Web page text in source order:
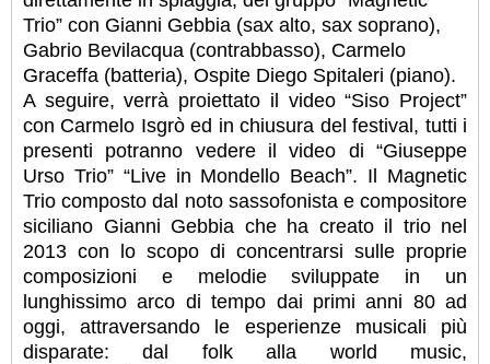
Trio” con Gianni Gebbia (sax alto, sax soprano),
Gabrio Bevilacqua (contrabbasso), Carmelo
Graceffa (batteria), Ospite Diego Spitaleri (piano).
A seguire, verrà proiettato il video “Siso Project”
con Carmelo Isgrò ed in chiusura del festival, tutti i
presenti potranno vedere il video di “Giuseppe
Urso Trio” “Live in Mondello Beach”. Il Magnetic
Trio composto dal noto sassofonista e compositore
siciliano Gianni Gebbia che ha creato il trio nel
2013 con lo scopo di concentrarsi sulle proprie
composizioni e melodie sviluppate in un
lunghissimo arco di tempo dai primi anni 80 ad
oggi, attraversando le esperienze musicali più
disparate: dal folk alla world music,